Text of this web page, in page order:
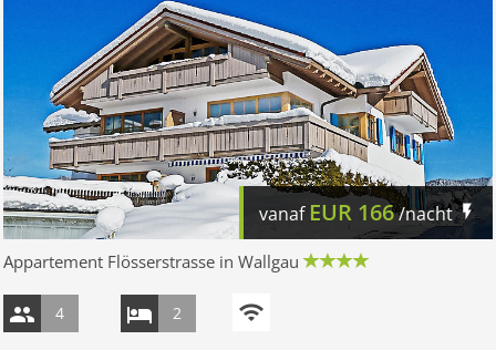
vanaf EUR 166/nacht
Appartement Flösserstrasse in Wallgau
4 2